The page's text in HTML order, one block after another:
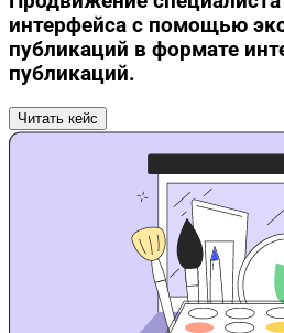
интерфейса с помощью
публикаций в формате
публикаций.
Читать кейс